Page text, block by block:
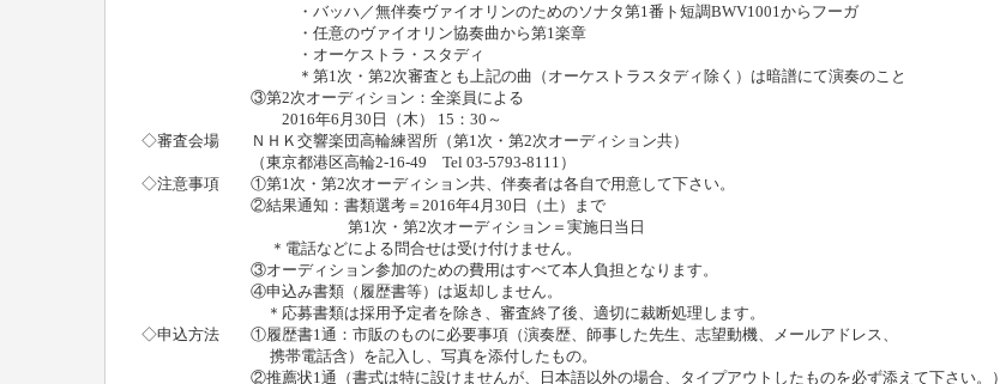
・バッハ／無伴奏ヴァイオリンのためのソナタ第1番ト短調BWV1001からフーガ
・任意のヴァイオリン協奏曲から第1楽章
・オーケストラ・スタディ
＊第1次・第2次審査とも上記の曲（オーケストラスタディ除く）は暗譜にて演奏のこと
③第2次オーディション：全楽員による
2016年6月30日（木） 15：30～
◇審査会場 ＮＨＫ交響楽団高輪練習所（第1次・第2次オーディション共）
（東京都港区高輪2‐16‐49 Tel 03-5793-8111）
◇注意事項 ①第1次・第2次オーディション共、伴奏者は各自で用意して下さい。
②結果通知：書類選考＝2016年4月30日（土）まで
第1次・第2次オーディション＝実施日当日
＊電話などによる問合せは受け付けません。
③オーディション参加のための費用はすべて本人負担となります。
④申込み書類（履歴書等）は返却しません。
＊応募書類は採用予定者を除き、審査終了後、適切に裁断処理します。
◇申込方法 ①履歴書1通：市販のものに必要事項（演奏歴、師事した先生、志望動機、メールアドレス、
携帯電話含）を記入し、写真を添付したもの。
②推薦状1通（書式は特に設けませんが、日本語以外の場合、タイプアウトしたものを必ず添えて下さい。）